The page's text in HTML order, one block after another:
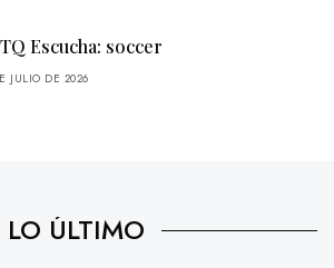
Escucha: soccer
JULIO DE 2026
LO ÚLTIMO